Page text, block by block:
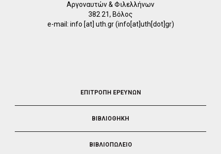
Αργοναυτών & Φιλελλήνων
382 21, Βόλος
e-mail: info [at] uth.gr(info[at]uth[dot]gr)
ΕΠΙΤΡΟΠΗ ΕΡΕΥΝΩΝ
ΒΙΒΛΙΟΘΗΚΗ
ΒΙΒΛΙΟΠΩΛΕΙΟ